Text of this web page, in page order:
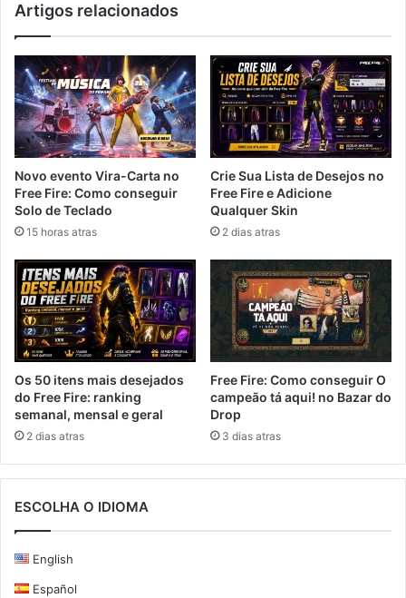
Artigos relacionados
Novo evento Vira-Carta no
Free Fire: Como conseguir
Solo de Teclado
15 horas atras
Crie Sua Lista de Desejos no
Free Fire e Adicione
Qualquer Skin
2 dias atras
Os 50 itens mais desejados
do Free Fire: ranking
semanal, mensal e geral
2 dias atras
Free Fire: Como conseguir O
campeão tá aqui! no Bazar do
Drop
3 dias atras
ESCOLHA O IDIOMA
English
Español